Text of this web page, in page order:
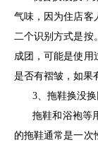
气味，因为住店客
二个识别方式是按
成团，可能是使用
是否有褶皱，如果
3、拖鞋换没
拖鞋和浴袍等
的拖鞋通常是一次